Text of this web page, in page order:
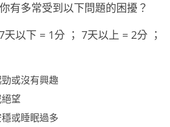
有多常受到以下問題的困擾？
以下 = 1分 ； 7天以上 = 2分 ；
或沒有興趣
望
或睡眠過多